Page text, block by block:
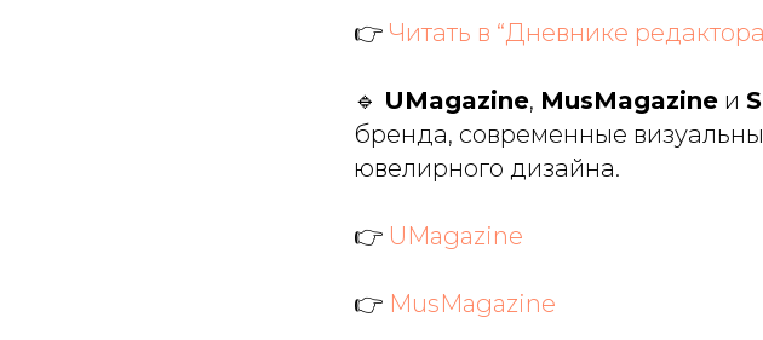
👉 Читать в “Дневнике
🔹 UMagazine, MusMagazine и
бренда, современные
ювелирного дизайна.
👉 UMagazine
👉 MusMagazine